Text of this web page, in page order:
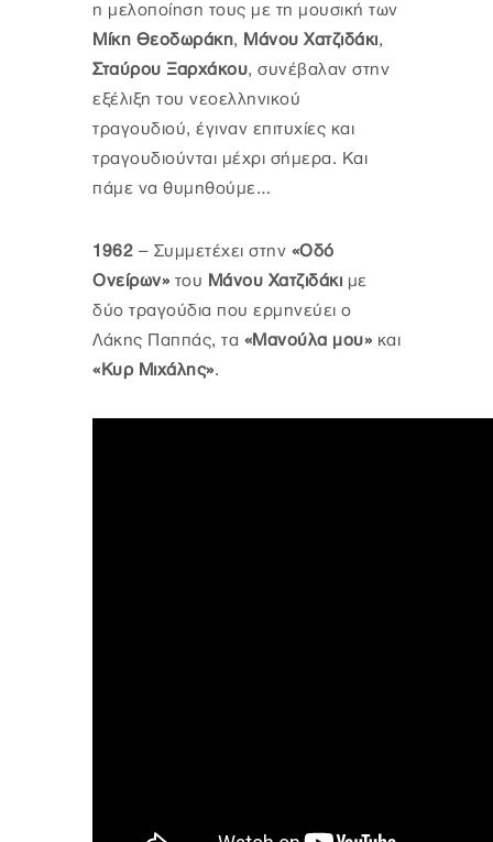
η μελοποίηση τους με τη μουσική των
Μίκη Θεοδωράκη, Μάνου Χατζιδάκι,
Σταύρου Ξαρχάκου, συνέβαλαν στην
εξέλιξη του νεοελληνικού
τραγουδιού, έγιναν επιτυχίες και
τραγουδιούνται μέχρι σήμερα. Και
πάμε να θυμηθούμε…
1962 – Συμμετέχει στην «Οδό
Ονείρων» του Μάνου Χατζιδάκι με
δύο τραγούδια που ερμηνεύει ο
Λάκης Παππάς, τα «Μανούλα μου» και
«Κυρ Μιχάλης».